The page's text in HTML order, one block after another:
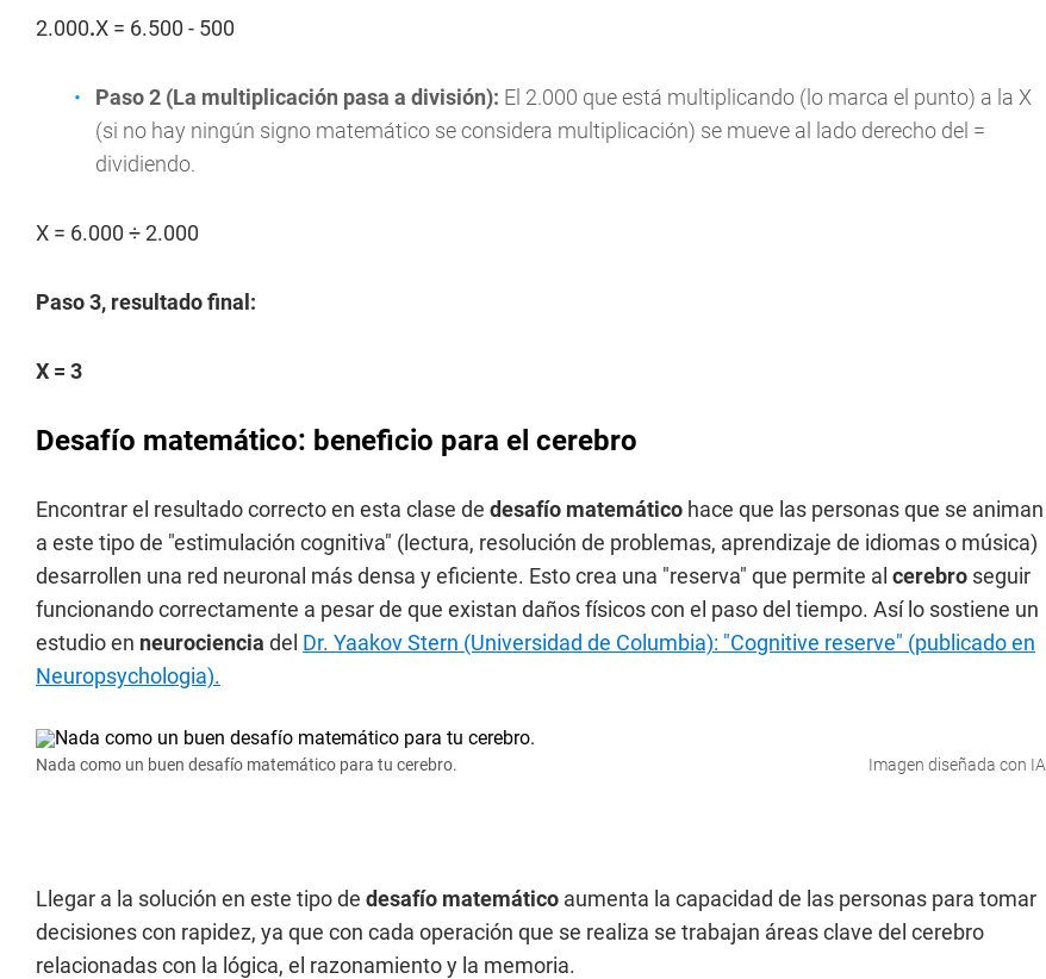
2.000.X = 6.500 - 500
Paso 2 (La multiplicación pasa a división): El 2.000 que está multiplicando (lo marca el punto) a la X
(si no hay ningún signo matemático se considera multiplicación) se mueve al lado derecho del =
dividiendo.
X = 6.000 ÷ 2.000
Paso 3, resultado final:
X = 3
Desafío matemático: beneficio para el cerebro
Encontrar el resultado correcto en esta clase de desafío matemático hace que las personas que se animan
a este tipo de "estimulación cognitiva" (lectura, resolución de problemas, aprendizaje de idiomas o música)
desarrollen una red neuronal más densa y eficiente. Esto crea una "reserva" que permite al cerebro seguir
funcionando correctamente a pesar de que existan daños físicos con el paso del tiempo. Así lo sostiene un
estudio en neurociencia del Dr. Yaakov Stern (Universidad de Columbia): "Cognitive reserve" (publicado en
Neuropsychologia).
Nada como un buen desafío matemático para tu cerebro. Imagen diseñada con IA.
Llegar a la solución en este tipo de desafío matemático aumenta la capacidad de las personas para tomar
decisiones con rapidez, ya que con cada operación que se realiza se trabajan áreas clave del cerebro
relacionadas con la lógica, el razonamiento y la memoria.